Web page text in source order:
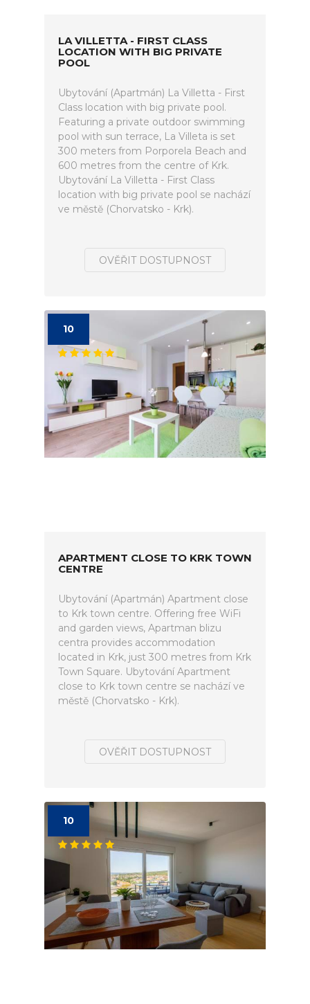
LA VILLETTA - FIRST CLASS
LOCATION WITH BIG PRIVATE
POOL
Ubytování (Apartmán) La Villetta - First
Class location with big private pool.
Featuring a private outdoor swimming
pool with sun terrace, La Villeta is set
300 meters from Porporela Beach and
600 metres from the centre of Krk.
Ubytování La Villetta - First Class
location with big private pool se nachází
ve městě (Chorvatsko - Krk).
OVĚŘIT DOSTUPNOST
10
APARTMENT CLOSE TO KRK TOWN
CENTRE
Ubytování (Apartmán) Apartment close
to Krk town centre. Offering free WiFi
and garden views, Apartman blizu
centra provides accommodation
located in Krk, just 300 metres from Krk
Town Square. Ubytování Apartment
close to Krk town centre se nachází ve
městě (Chorvatsko - Krk).
OVĚŘIT DOSTUPNOST
10